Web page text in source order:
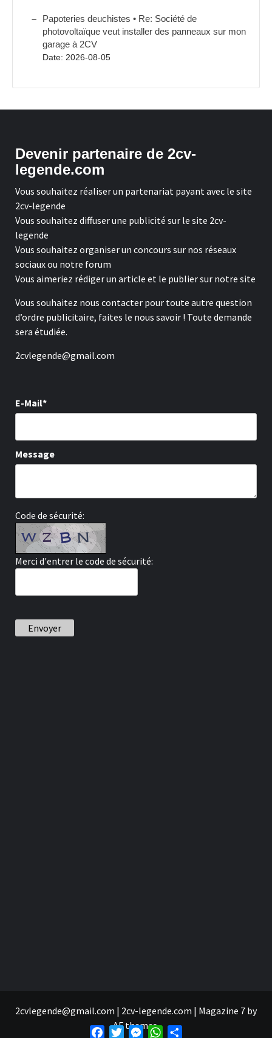
Papoteries deuchistes • Re: Société de
photovoltaïque veut installer des panneaux sur mon
garage à 2CV
Date: 2026-08-05
Devenir partenaire de 2cv-
legende.com
Vous souhaitez réaliser un partenariat payant avec le site
2cv-legende
Vous souhaitez diffuser une publicité sur le site 2cv-
legende
Vous souhaitez organiser un concours sur nos réseaux
sociaux ou notre forum
Vous aimeriez rédiger un article et le publier sur notre site
Vous souhaitez nous contacter pour toute autre question
d’ordre publicitaire, faites le nous savoir ! Toute demande
sera étudiée.
2cvlegende@gmail.com
E-Mail*
Message
Code de sécurité:
Merci d'entrer le code de sécurité:
Envoyer
2cvlegende@gmail.com | 2cv-legende.com | Magazine 7 by
AF themes.
Facebook
TwitterMessengerWhatsApp